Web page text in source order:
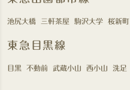
池尻大橋 三軒茶屋 駒沢大学 桜新町
東急目黒線
目黒 不動前 武蔵小山 西小山 洗足